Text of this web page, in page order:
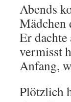
Abends
Mädchen
Er
vermisst
Anfang,
Plötzlich